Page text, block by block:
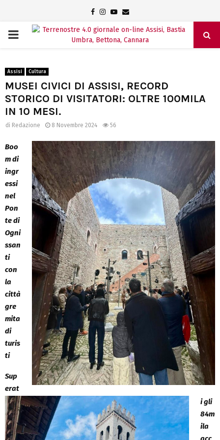
Facebook
Instagram
Youtube
Email
PRIMARY
Assisi Cultura
MUSEI CIVICI DI ASSISI, RECORD
STORICO DI VISITATORI: OLTRE 100MILA
IN 10 MESI.
di Redazione 8 Novembre 2024 56
Boo
m di
ingr
essi
nel
Pon
te di
Ogni
ssan
ti
con
la
città
gre
mita
di
turis
ti
Sup
erat
i gli
84m
ila